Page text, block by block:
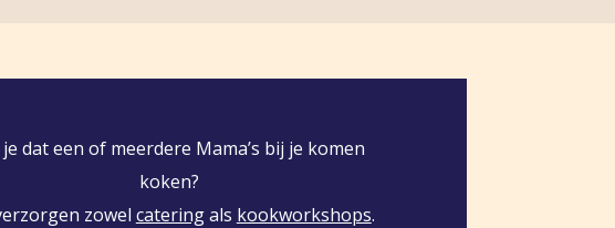
dat een of meerdere Mama’s bij je komen
koken?
zowel cateringals kookworkshops.